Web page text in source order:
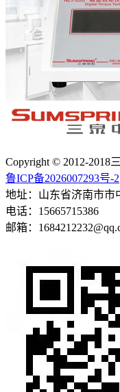
Copyright © 2012-2018
鲁ICP备2026007293号-2
地址：山东省济南市市
电话：15665715386
邮箱：